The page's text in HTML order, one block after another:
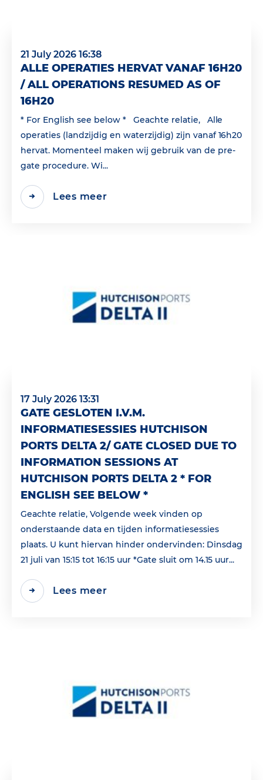
21 July 2026 16:38
ALLE OPERATIES HERVAT VANAF 16H20
/ ALL OPERATIONS RESUMED AS OF
16H20
* For English see below * Geachte relatie, Alle
operaties (landzijdig en waterzijdig) zijn vanaf 16h20
hervat. Momenteel maken wij gebruik van de pre-
gate procedure. Wi...
Lees meer
17 July 2026 13:31
GATE GESLOTEN I.V.M.
INFORMATIESESSIES HUTCHISON
PORTS DELTA 2/ GATE CLOSED DUE TO
INFORMATION SESSIONS AT
HUTCHISON PORTS DELTA 2 * FOR
ENGLISH SEE BELOW *
Geachte relatie, Volgende week vinden op
onderstaande data en tijden informatiesessies
plaats. U kunt hiervan hinder ondervinden: Dinsdag
21 juli van 15:15 tot 16:15 uur *Gate sluit om 14.15 uur...
Lees meer